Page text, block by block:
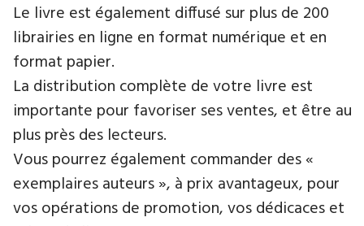
Le livre est également diffusé sur plus de 200
librairies en ligne en format numérique et en
format papier.
La distribution complète de votre livre est
importante pour favoriser ses ventes, et être au
plus près des lecteurs.
Vous pourrez également commander des «
exemplaires auteurs », à prix avantageux, pour
vos opérations de promotion, vos dédicaces et